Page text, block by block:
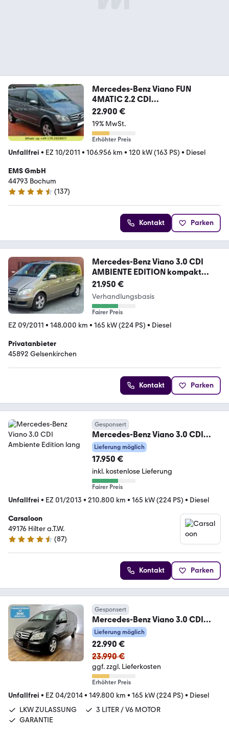
Mercedes-Benz Viano FUN
4MATIC 2.2 CDI
lang/Panorama/Webasto/7
22.900 €
19% MwSt.
Erhöhter Preis
Unfallfrei • EZ 10/2011 • 106.956 km • 120 kW (163 PS) • Diesel
EMS GmbH
44793 Bochum
4.6 Sterne
(137)
Kontakt Parken
Mercedes-Benz Viano 3.0 CDI
AMBIENTE EDITION kompakt
AMBIE...
21.950 €
Verhandlungsbasis
Fairer Preis
EZ 09/2011 • 148.000 km • 165 kW (224 PS) • Diesel
Privatanbieter
45892 Gelsenkirchen
Kontakt Parken
Gesponsert
Mercedes-Benz Viano 3.0 CDI
Ambiente Edition lang
Lieferung möglich
17.950 €
inkl. kostenlose Lieferung
Fairer Preis
Unfallfrei • EZ 01/2013 • 210.800 km • 165 kW (224 PS) • Diesel
Carsaloon
49176 Hilter a.T.W.
4.5 Sterne
(87)
Kontakt Parken
Gesponsert
Mercedes-Benz Viano 3.0 CDI
lang / V6 / GARANTIE / AHK / 1.HD
Lieferung möglich
22.990 €
23.990 €
ggf. zzgl. Lieferkosten
Erhöhter Preis
Unfallfrei • EZ 04/2014• 149.800 km • 165 kW (224 PS) • Diesel
LKW ZULASSUNG
3 LITER / V6 MOTOR
GARANTIE